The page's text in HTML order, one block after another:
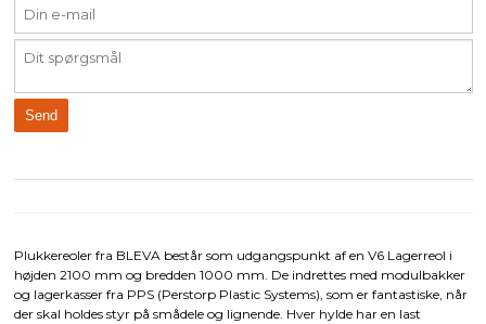
Plukkereoler fra BLEVA består som udgangspunkt af en V6 Lagerreol i
højden 2100 mm og bredden 1000 mm. De indrettes med modulbakker
og lagerkasser fra PPS (Perstorp Plastic Systems), som er fantastiske, når
der skal holdes styr på smådele og lignende. Hver hylde har en last